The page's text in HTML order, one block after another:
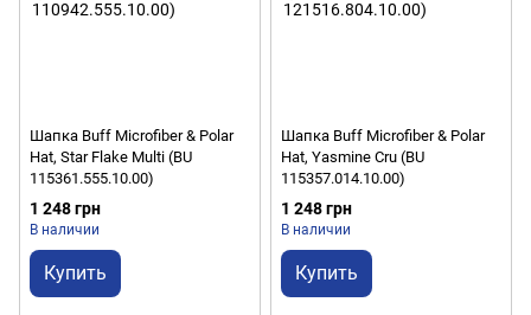
Шапка Buff Microfiber & Polar
Hat, Star Flake Multi (BU
115361.555.10.00)
1 248 грн
В наличии
Купить
Шапка Buff Microfiber & Polar
Hat, Yasmine Cru (BU
115357.014.10.00)
1 248 грн
В наличии
Купить